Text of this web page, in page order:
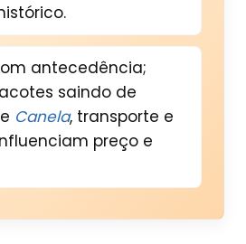
antecedência;
saindo de
Canela, transporte e
preço e